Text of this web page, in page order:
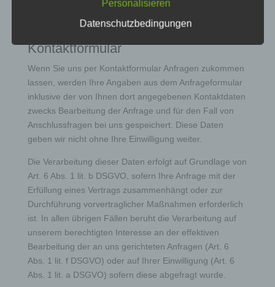
hierzu müssen die Server-Log-Files erfasst werden.
Kontaktformular
Wenn Sie uns per Kontaktformular Anfragen zukommen
lassen, werden Ihre Angaben aus dem Anfrageformular
inklusive der von Ihnen dort angegebenen Kontaktdaten
zwecks Bearbeitung der Anfrage und für den Fall von
Anschlussfragen bei uns gespeichert. Diese Daten
geben wir nicht ohne Ihre Einwilligung weiter.
Die Verarbeitung dieser Daten erfolgt auf Grundlage von
Art. 6 Abs. 1 lit. b DSGVO, sofern Ihre Anfrage mit der
Erfüllung eines Vertrags zusammenhängt oder zur
Durchführung vorvertraglicher Maßnahmen erforderlich
ist. In allen übrigen Fällen beruht die Verarbeitung auf
unserem berechtigten Interesse an der effektiven
Bearbeitung der an uns gerichteten Anfragen (Art. 6
Abs. 1 lit. f DSGVO) oder auf Ihrer Einwilligung (Art. 6
Abs. 1 lit. a DSGVO) sofern diese abgefragt wurde.
Zeichenfolge, durch welche Internetseiten und
werden können, in dem das Cookie gespeichert
Internetseiten und Servern, den individuellen
Browser der betroffenen Person von anderen
Internetbrowsern, die andere Cookies enthalten,
zu unterscheiden. Ein bestimmter Internetbrowser
kann über die eindeutige Cookie-ID wiedererkannt
und identifiziert werden.
Durch den Einsatz von Cookies kann den Nutzern
bereitstellen, die ohne die Cookie-Setzung nicht
möglich wären.
Mittels eines Cookies können die Informationen
und Angebote auf unserer Internetseite im Sinne
des Benutzers optimiert werden. Cookies
ermöglichen uns, wie bereits erwähnt, die
Benutzer unserer Internetseite wiederzuerkennen.
Zweck dieser Wiedererkennung ist es, den
Nutzern die Verwendung unserer Internetseite zu
erleichtern. Der Benutzer einer Internetseite, die
Personalisieren
Datenschutzbedingungen